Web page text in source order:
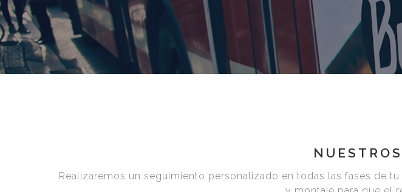
IMAGEN
SERVICIOS
Realizaremos un seguimiento personalizado en todas las fases de